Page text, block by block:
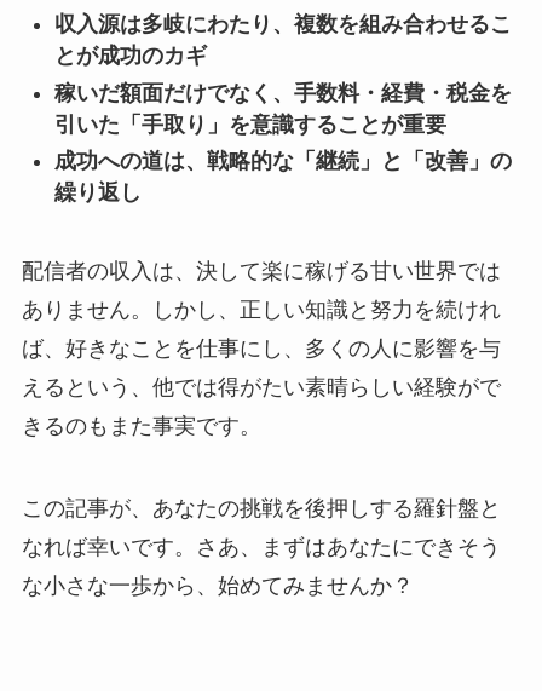
収入源は多岐にわたり、複数を組み合わせるこ
とが成功のカギ
稼いだ額面だけでなく、手数料・経費・税金を
引いた「手取り」を意識することが重要
成功への道は、戦略的な「継続」と「改善」の
繰り返し
配信者の収入は、決して楽に稼げる甘い世界では
ありません。しかし、正しい知識と努力を続けれ
ば、好きなことを仕事にし、多くの人に影響を与
えるという、他では得がたい素晴らしい経験がで
きるのもまた事実です。
この記事が、あなたの挑戦を後押しする羅針盤と
なれば幸いです。さあ、まずはあなたにできそう
な小さな一歩から、始めてみませんか？